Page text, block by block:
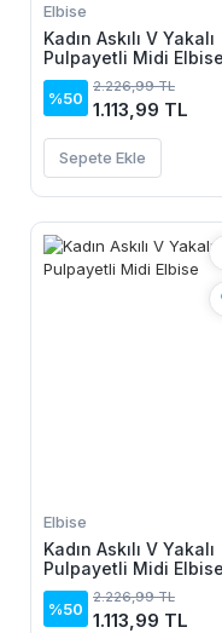
Elbise
Kadın Askılı V Yakalı
Pulpayetli Midi Elbise
%50
2.226,99 TL
1.113,99 TL
Sepete Ekle
Elbise
Kadın Askılı V Yakalı
Pulpayetli Midi Elbise
%50
2.226,99 TL
1.113,99 TL